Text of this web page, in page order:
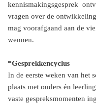
kennismakingsgesprek
vragen over de
mag voorafgaand aan de
wennen.
*Gesprekkencyclus
In de eerste weken van het
plaats met ouders én
vaste gespreksmomenten